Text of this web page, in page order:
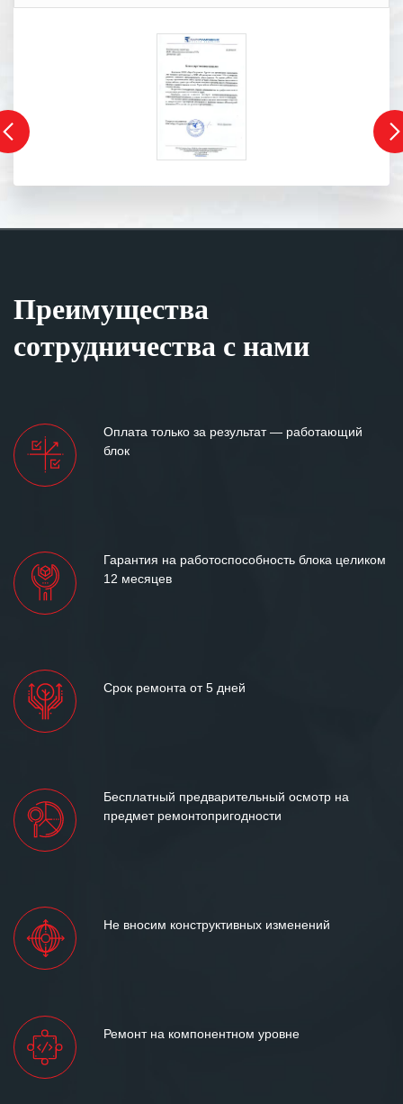
Преимущества
сотрудничества с нами
Оплата только за результат — работающий
блок
Гарантия на работоспособность блока целиком
12 месяцев
Срок ремонта от 5 дней
Бесплатный предварительный осмотр на
предмет ремонтопригодности
Не вносим конструктивных изменений
Ремонт на компонентном уровне